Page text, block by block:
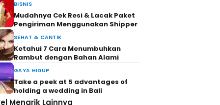
BISNIS
Mudahnya Cek Resi & Lacak Paket
Pengiriman Menggunakan Shipper
SEHAT & CANTIK
Ketahui 7 Cara Menumbuhkan
Rambut dengan Bahan Alami
GAYA HIDUP
Take a peek at 5 advantages of
holding a wedding in Bali
Menarik Lainnya